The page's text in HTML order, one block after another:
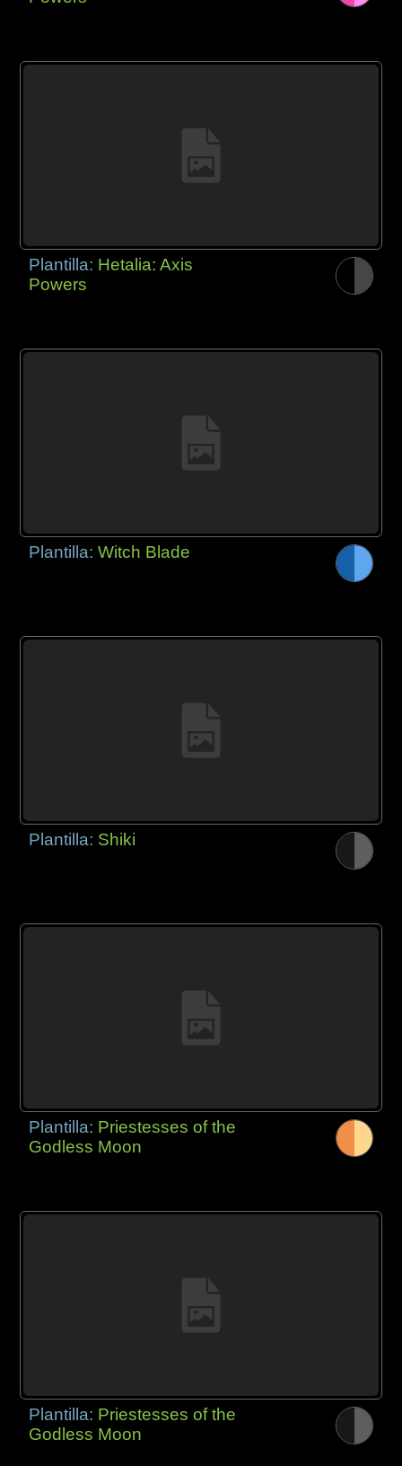
Plantilla: Hetalia: Axis
Powers
Plantilla:Witch Blade
Plantilla: Shiki
Plantilla: Priestesses of the
Godless Moon
Plantilla: Priestesses of the
Godless Moon